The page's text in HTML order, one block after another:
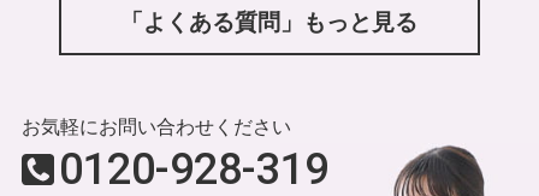
「よくある質問」もっと見る
お気軽にお問い合わせください
0120-928-319